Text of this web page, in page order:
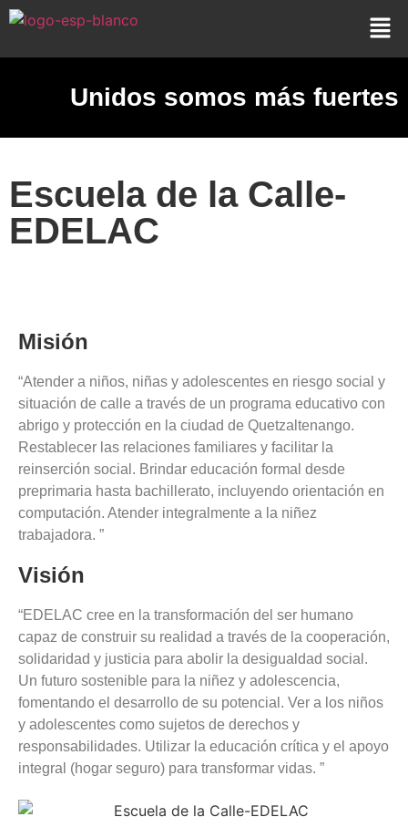
Unidos somos más fuertes
Escuela de la Calle-
EDELAC
Misión
“Atender a niños, niñas y adolescentes en riesgo social y
situación de calle a través de un programa educativo con
abrigo y protección en la ciudad de Quetzaltenango.
Restablecer las relaciones familiares y facilitar la
reinserción social. Brindar educación formal desde
preprimaria hasta bachillerato, incluyendo orientación en
computación. Atender integralmente a la niñez
trabajadora. ”
Visión
“EDELAC cree en la transformación del ser humano
capaz de construir su realidad a través de la cooperación,
solidaridad y justicia para abolir la desigualdad social.
Un futuro sostenible para la niñez y adolescencia,
fomentando el desarrollo de su potencial. Ver a los niños
y adolescentes como sujetos de derechos y
responsabilidades. Utilizar la educación crítica y el apoyo
integral (hogar seguro) para transformar vidas. ”